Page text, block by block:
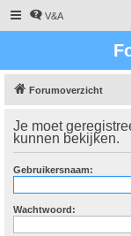
V&A
Forumoverzicht
Je moet
kunnen bekijken.
Gebruikersnaam:
Wachtwoord: